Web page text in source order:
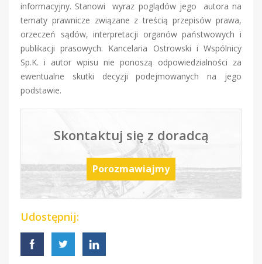
informacyjny. Stanowi wyraz poglądów jego autora na
tematy prawnicze związane z treścią przepisów prawa,
orzeczeń sądów, interpretacji organów państwowych i
publikacji prasowych. Kancelaria Ostrowski i Wspólnicy
Sp.K. i autor wpisu nie ponoszą odpowiedzialności za
ewentualne skutki decyzji podejmowanych na jego
podstawie.
Skontaktuj się z doradcą
Porozmawiajmy
Udostępnij: